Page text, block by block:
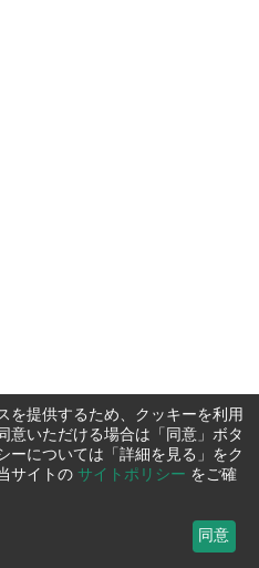
を提供するため、クッキーを利用
意いただける場合は「同意」ボタ
ーについては「詳細を見る」をク
サイトの サイトポリシー をご確
同意